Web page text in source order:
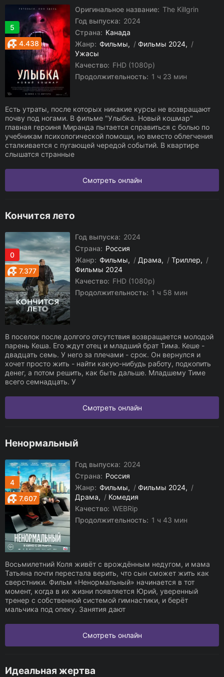
5
4.438
Оригинальное название: The Killgrin
Год выпуска: 2024
Страна: Канада
Жанр: Фильмы / Фильмы 2024
/
Ужасы
Качество: FHD (1080p)
Продолжительность: 1 ч 23 мин
Есть утраты, после которых никакие курсы не возвращают
почву под ногами. В фильме "Улыбка. Новый кошмар"
главная героиня Миранда пытается справиться с болью по
учебникам психологической помощи, но вместо облегчения
сталкивается с пугающей чередой событий. В квартире
слышатся странные
Смотреть онлайн
Кончится лето
0
7.377
Год выпуска: 2024
Страна: Россия
Жанр: Фильмы / Драма / Триллер
/
Фильмы 2024
Качество: FHD (1080p)
Продолжительность: 1 ч 58 мин
В поселок после долгого отсутствия возвращается молодой
парень Кеша. Его ждут отец и младший брат Тима. Кеше -
двадцать семь. У него за плечами - срок. Он вернулся и
хочет просто жить - найти какую-нибудь работу, подкопить
денег, а потом решить, как быть дальше. Младшему Тиме
всего семнадцать. У
Смотреть онлайн
Ненормальный
4
7.607
Год выпуска: 2024
Страна: Россия
Жанр: Фильмы / Фильмы 2024
/
Драма
/ Комедия
Качество: WEBRip
Продолжительность: 1 ч 43 мин
Восьмилетний Коля живёт с врождённым недугом, и мама
Татьяна почти перестала верить, что сын сможет жить как
сверстники. Фильм «Ненормальный» начинается в тот
момент, когда в их жизни появляется Юрий, уверенный
тренер с собственной системой гимнастики, и берёт
мальчика под опеку. Занятия дают
Смотреть онлайн
Идеальная жертва